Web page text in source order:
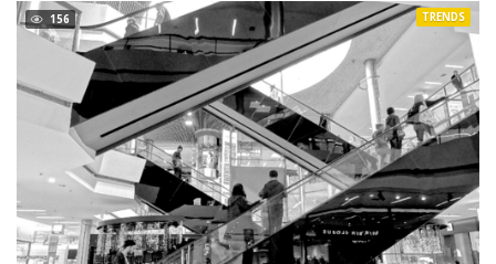
156 TRENDS